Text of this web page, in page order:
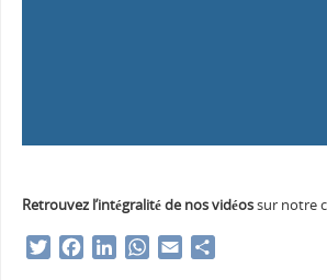
Retrouvez l’intégralité de nos vidéossur notre
W